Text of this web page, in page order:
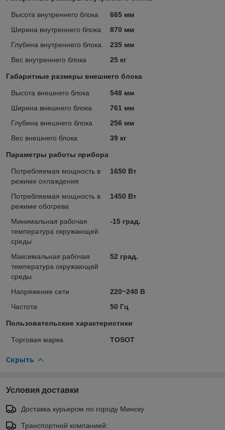
Высота внутреннего блока
665 мм
Ширина внутреннего блока
870 мм
Глубина внутреннего блока
235 мм
Вес внутреннего блока
25 кг
Габаритные размеры внешнего блока
Высота внешнего блока
548 мм
Ширина внешнего блока
761 мм
Глубина внешнего блока
256 мм
Вес внешнего блока
39 кг
Параметры работы прибора
Потребляемая мощность в
режиме охлаждения
1650 Вт
Потребляемая мощность в
режиме обогрева
1450 Вт
Минимальная рабочая
температура окружающей
среды
-15 град.
Максимальная рабочая
температура окружающей
среды
52 град.
Напряжение сети
220~240 В
Частота
50 Гц
Пользовательские характеристики
Торговая марка TOSOT
Скрыть
Условия доставки
Доставка курьером по городу Минску
Транспортной компанией: